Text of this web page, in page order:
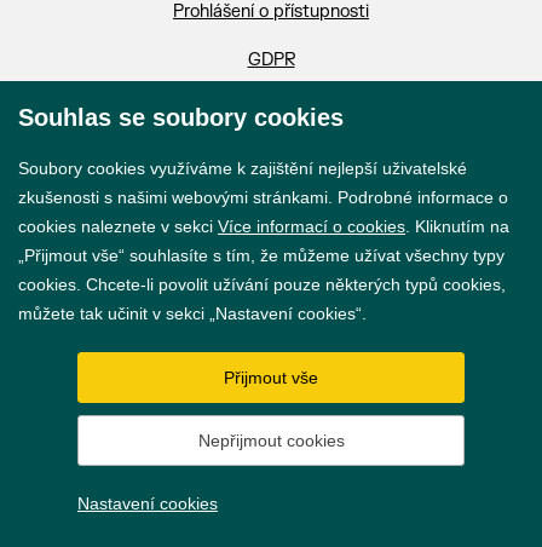
Prohlášení o přístupnosti
GDPR
Nastavení cookies
VytvořilwebProgress
Souhlas se soubory cookies
Soubory cookies využíváme k zajištění nejlepší uživatelské
zkušenosti s našimi webovými stránkami. Podrobné informace o
cookies naleznete v sekci Více informací o cookies . Kliknutím na
„Přijmout vše“ souhlasíte s tím, že můžeme užívat všechny typy
cookies. Chcete-li povolit užívání pouze některých typů cookies,
můžete tak učinit v sekci „Nastavení cookies“.
Přijmout vše
Nepřijmout cookies
Nastavení cookies